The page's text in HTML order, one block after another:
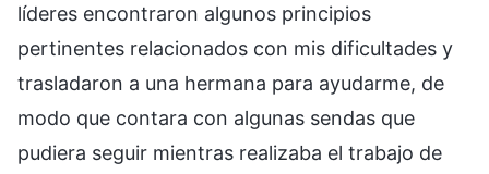
líderes encontraron algunos principios
pertinentes relacionados con mis dificultades y
trasladaron a una hermana para ayudarme, de
modo que contara con algunas sendas que
pudiera seguir mientras realizaba el trabajo de